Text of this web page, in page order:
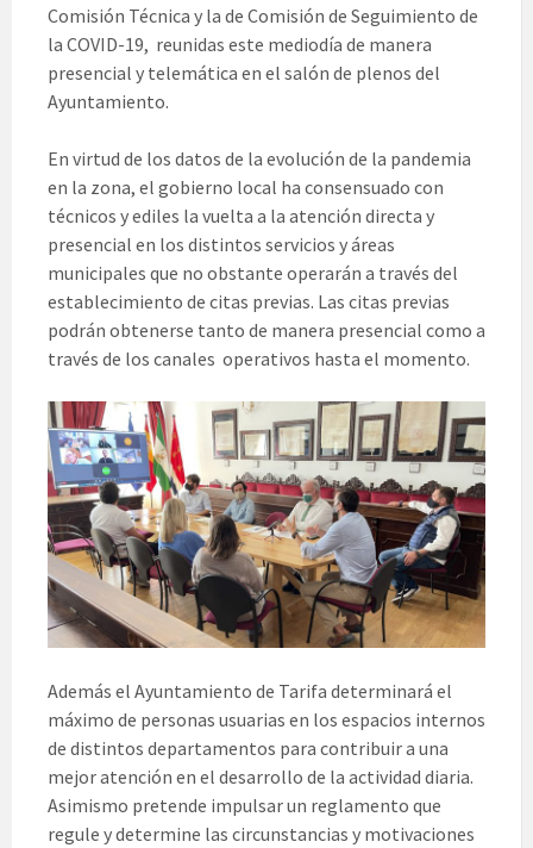
Comisión Técnica y la de Comisión de Seguimiento de
la COVID-19, reunidas este mediodía de manera
presencial y telemática en el salón de plenos del
Ayuntamiento.
En virtud de los datos de la evolución de la pandemia
en la zona, el gobierno local ha consensuado con
técnicos y ediles la vuelta a la atención directa y
presencial en los distintos servicios y áreas
municipales que no obstante operarán a través del
establecimiento de citas previas. Las citas previas
podrán obtenerse tanto de manera presencial como a
través de los canales operativos hasta el momento.
Además el Ayuntamiento de Tarifa determinará el
máximo de personas usuarias en los espacios internos
de distintos departamentos para contribuir a una
mejor atención en el desarrollo de la actividad diaria.
Asimismo pretende impulsar un reglamento que
regule y determine las circunstancias y motivaciones